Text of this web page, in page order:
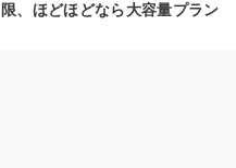
限、ほどほどなら大容量プラン